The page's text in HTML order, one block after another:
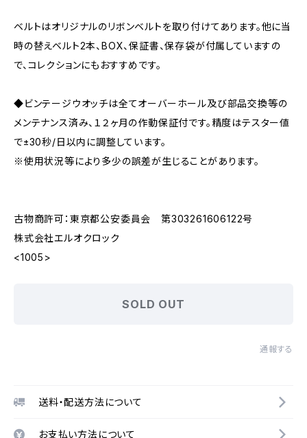
ベルトはオリジナルのリボンベルトを取り付けてあります。他に当
時の替えベルト2本、BOX、保証書、保存袋が付属していますの
で、コレクションにもおすすめです。
◆ビンテージウオッチは全てオーバーホール及び部品交換等の
メンテナンス済み、１２ヶ月の作動保証付です。精度はテスター値
で±30秒/日以内に調整しています。
※使用状況等により多少の誤差が生じることがあります。
古物商許可：東京都公安委員会 第303261606122号
株式会社エルオクロック
<1005>
SOLD OUT
通報する
送料・配送方法について
お支払い方法について